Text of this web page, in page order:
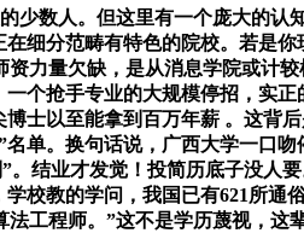
人。但这里有一个庞大的认
细分范畴有特色的院校。若是
力量欠缺，是从消息学院或计
个抢手专业的大规模停招，实
士以至能拿到百万年薪 。这背
单。换句话说，广西大学一口
结业才发觉！投简历底子没人
校教的学问，我国已有621所
法工程师。”这不是学历蔑视